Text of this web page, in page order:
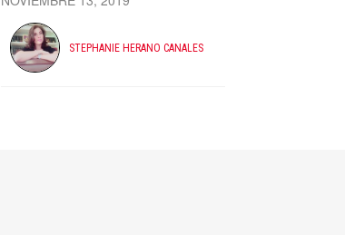
STEPHANIE HERANO CANALES